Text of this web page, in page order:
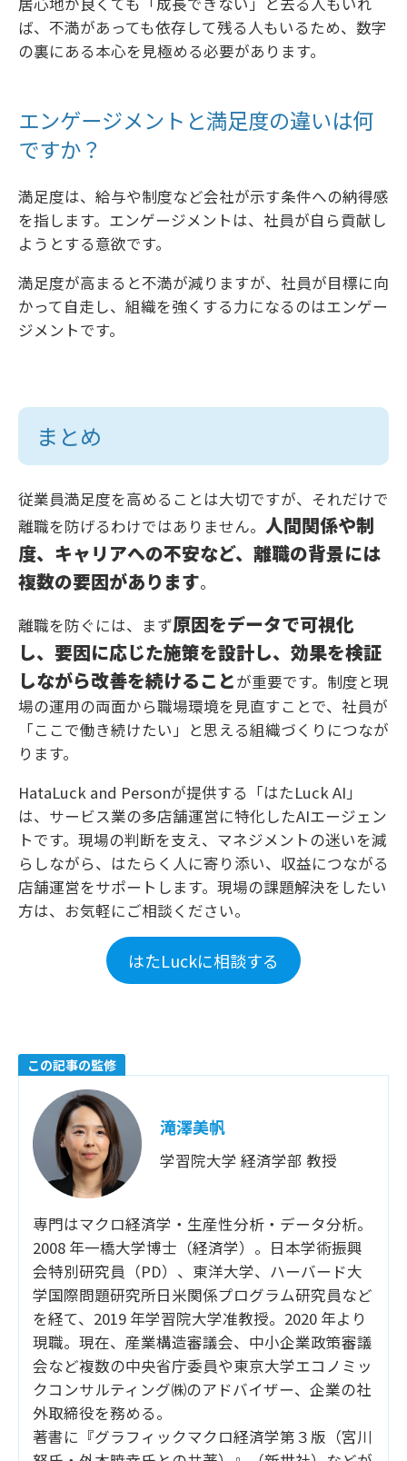
ば、不満があっても依存して残る人もいるため、数字
の裏にある本心を見極める必要があります。
エンゲージメントと満足度の違いは何
ですか？
満足度は、給与や制度など会社が示す条件への納得感
を指します。エンゲージメントは、社員が自ら貢献し
ようとする意欲です。
満足度が高まると不満が減りますが、社員が目標に向
かって自走し、組織を強くする力になるのはエンゲー
ジメントです。
まとめ
従業員満足度を高めることは大切ですが、それだけで
離職を防げるわけではありません。 人間関係や制
度、キャリアへの不安など、離職の背景には
複数の要因があります。
離職を防ぐには、まず原因をデータで可視化
し、要因に応じた施策を設計し、効果を検証
しながら改善を続けることが重要です。制度と現
場の運用の両面から職場環境を見直すことで、社員が
「ここで働き続けたい」と思える組織づくりにつなが
ります。
HataLuck and Personが提供する「はたLuck AI」
は、サービス業の多店舗運営に特化したAIエージェン
トです。現場の判断を支え、マネジメントの迷いを減
らしながら、はたらく人に寄り添い、収益につながる
店舗運営をサポートします。現場の課題解決をしたい
方は、お気軽にご相談ください。
はたLuckに相談する
この記事の監修
滝澤美帆
学習院大学 経済学部 教授
専門はマクロ経済学・生産性分析・データ分析。
2008 年一橋大学博士（経済学）。日本学術振興
会特別研究員（PD）、東洋大学、ハーバード大
学国際問題研究所日米関係プログラム研究員など
を経て、2019 年学習院大学准教授。2020 年より
現職。現在、産業構造審議会、中小企業政策審議
会など複数の中央省庁委員や東京大学エコノミッ
クコンサルティング㈱のアドバイザー、企業の社
外取締役を務める。
著書に『グラフィックマクロ経済学第３版（宮川